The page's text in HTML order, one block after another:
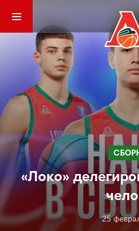
«Локо»
25